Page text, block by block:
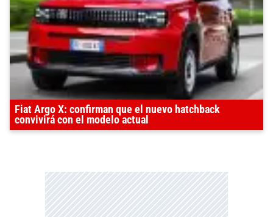
Fiat Argo X: confirman que el nuevo hatchback
convivirá con el modelo actual